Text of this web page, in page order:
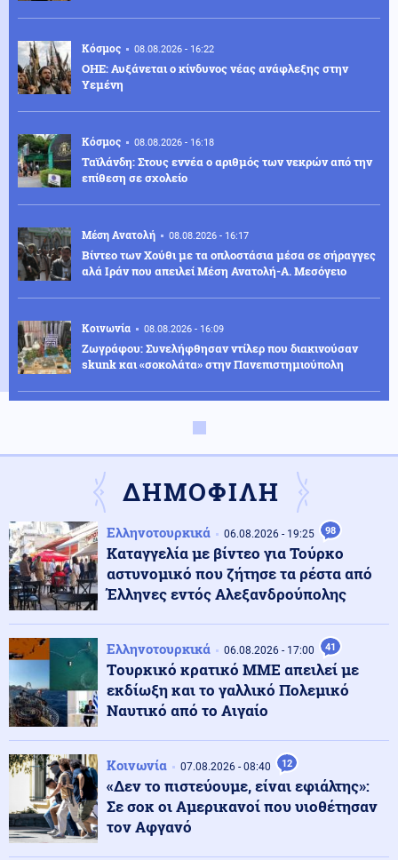
Κόσμος 08.08.2026 - 16:22
ΟΗΕ: Αυξάνεται ο κίνδυνος νέας ανάφλεξης στην
Υεμένη
Κόσμος 08.08.2026 - 16:18
Ταϊλάνδη: Στους εννέα ο αριθμός των νεκρών από την
επίθεση σε σχολείο
Μέση Ανατολή 08.08.2026 - 16:17
Βίντεο των Χούθι με τα οπλοστάσια μέσα σε σήραγγες
αλά Ιράν που απειλεί Μέση Ανατολή-Α. Μεσόγειο
Κοινωνία 08.08.2026 - 16:09
Ζωγράφου: Συνελήφθησαν ντίλερ που διακινούσαν
skunk και «σοκολάτα» στην Πανεπιστημιούπολη
08.08.2026 - 15:55
χρειάστηκε πρώτες βοήθειες
Αθλητισμός
Βαρύ πένθος για τον Λιονέλ Μέσι: Πέθανε ο πατέρας
του
Κόσμος
Η Γαλλία προετοιμάζεται για ολικό blackout – Μεγάλη
άσκηση ετοιμότητας
Στρατός Ξηράς 08.08.2026 - 15:35
Νέα δεδομένα για τους ελληνικούς Patriot στην
Σαουδική Αραβία: Η Αθήνα θα επανεξετάζει κάθε
μήνα την παρουσία τους
Κόσμος 08.08.2026 - 15:34
Στενά του Ορμούζ: Πύραυλος έπληξε πλοίο της ADNOC
των ΗΑΕ
ΔΗΜΟΦΙΛΗ
Ελληνοτουρκικά 06.08.2026 - 19:25 98
Καταγγελία με βίντεο για Τούρκο
αστυνομικό που ζήτησε τα ρέστα από
Έλληνες εντός Αλεξανδρούπολης
Ελληνοτουρκικά 06.08.2026 - 17:00 41
Tουρκικό κρατικό ΜΜΕ απειλεί με
εκδίωξη και το γαλλικό Πολεμικό
Ναυτικό από το Αιγαίο
Κοινωνία 07.08.2026 - 08:40 12
«Δεν το πιστεύουμε, είναι εφιάλτης»:
Σε σοκ οι Αμερικανοί που υιοθέτησαν
τον Αφγανό